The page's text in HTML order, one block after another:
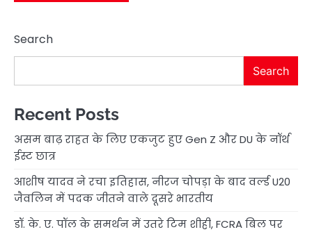
Search
Search
Recent Posts
असम बाढ़ राहत के लिए एकजुट हुए Gen Z और DU के नॉर्थ
ईस्ट छात्र
आशीष यादव ने रचा इतिहास, नीरज चोपड़ा के बाद वर्ल्ड U20
जैवलिन में पदक जीतने वाले दूसरे भारतीय
डॉ. के. ए. पॉल के समर्थन में उतरे टिम शीही, FCRA बिल पर